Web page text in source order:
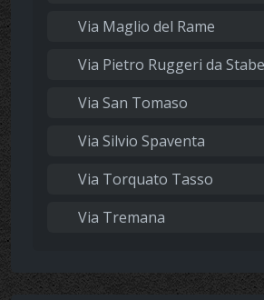
Via Maglio del Rame
Via Pietro Ruggeri da
Via San Tomaso
Via Silvio Spaventa
Via Torquato Tasso
Via Tremana